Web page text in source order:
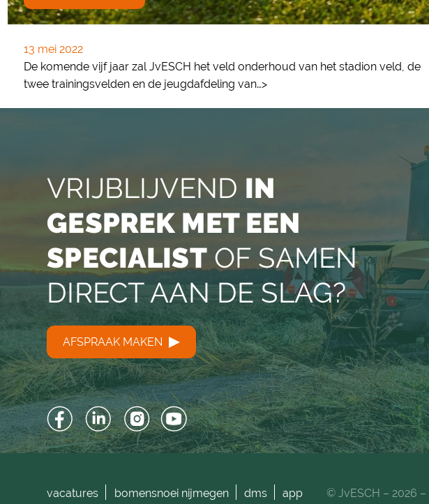
13 mei 2022
De komende vijf jaar zal JvESCH het veld onderhoud van het stadion veld, de
twee trainingsvelden en de jeugdafdeling van…>
VRIJBLIJVEND IN
GESPREK MET EEN
SPECIALISTOF SAMEN
DIRECT AAN DE SLAG?
AFSPRAAK MAKEN
FacebookLinkedInInstagramYouTube
vacatures bomensnoei nijmegen dms app © JvESCH – 2026 –